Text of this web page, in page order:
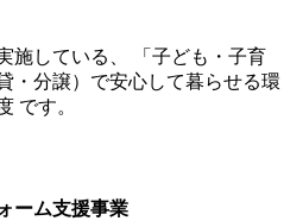
施している、 「子ども・子育
・分譲）で安心して暮らせる環
です。
ーム支援事業